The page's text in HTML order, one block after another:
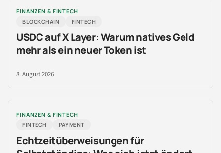
FINANZEN & FINTECH
BLOCKCHAIN
FINTECH
USDC auf X Layer: Warum natives Geld
mehr als ein neuer Token ist
8. August 2026
FINANZEN & FINTECH
FINTECH
PAYMENT
Echtzeitüberweisungen für